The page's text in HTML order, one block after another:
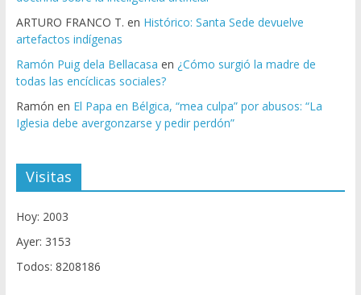
ARTURO FRANCO T. en Histórico: Santa Sede devuelve
artefactos indígenas
Ramón Puig dela Bellacasa en ¿Cómo surgió la madre de
todas las encíclicas sociales?
Ramón en El Papa en Bélgica, “mea culpa” por abusos: “La
Iglesia debe avergonzarse y pedir perdón”
Visitas
Hoy: 2003
Ayer: 3153
Todos: 8208186